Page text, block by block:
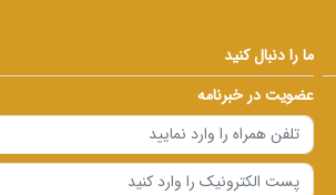
ما را دنبال کنید
عضویت در خبرنامه